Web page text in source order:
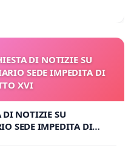
DI NOTIZIE SU
SEDE IMPEDITA DI
XVI
DI NOTIZIE SU
SEDE IMPEDITA DI